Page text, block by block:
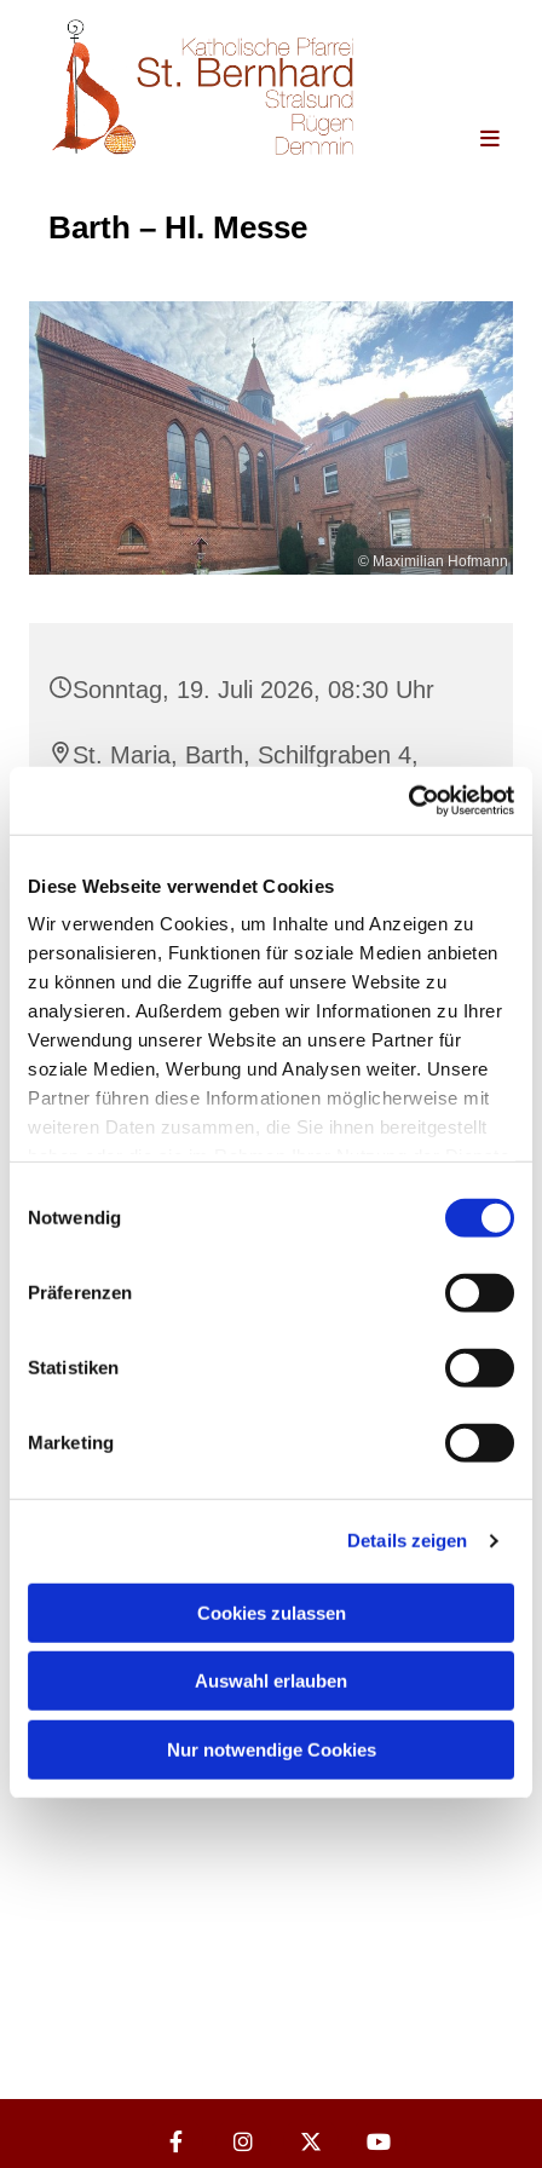
Diese Webseite verwendet Cookies
Wir verwenden Cookies, um Inhalte und Anzeigen zu
personalisieren, Funktionen für soziale Medien anbieten
zu können und die Zugriffe auf unsere Website zu
analysieren. Außerdem geben wir Informationen zu Ihrer
Verwendung unserer Website an unsere Partner für
soziale Medien, Werbung und Analysen weiter. Unsere
Partner führen diese Informationen möglicherweise mit
weiteren Daten zusammen, die Sie ihnen bereitgestellt
Notwendig
Präferenzen
Statistiken
Marketing
Details zeigen
Cookies zulassen
Auswahl erlauben
Nur notwendige Cookies
Barth – Hl. Messe
© Maximilian Hofmann
Sonntag, 19. Juli 2026, 08:30 Uhr
St. Maria, Barth, Schilfgraben 4,